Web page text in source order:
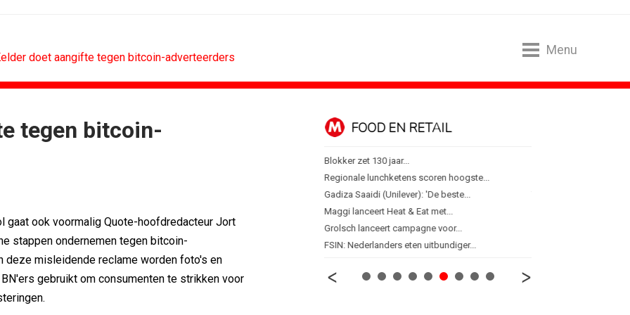
doet aangifte tegen bitcoin-adverteerders
Menu
tegen bitcoin-
gaat ook voormalig Quote-hoofdredacteur Jort
stappen ondernemen tegen bitcoin-
deze misleidende reclame worden foto's en
gebruikt om consumenten te strikken voor
met...
Groene...
DESIGN
KNVB toont Oranje-portretten in hart...
Studenten filteren sigaret uit iconen
FOOD EN RETAIL
Blokker zet 130 jaar...
Regionale lunchketens scoren hoogste...
Gadiza Saaidi (Unilever): 'De beste...
Maggi lanceert Heat & Eat met...
Grolsch lanceert campagne voor...
FSIN: Nederlanders eten uitbundiger...